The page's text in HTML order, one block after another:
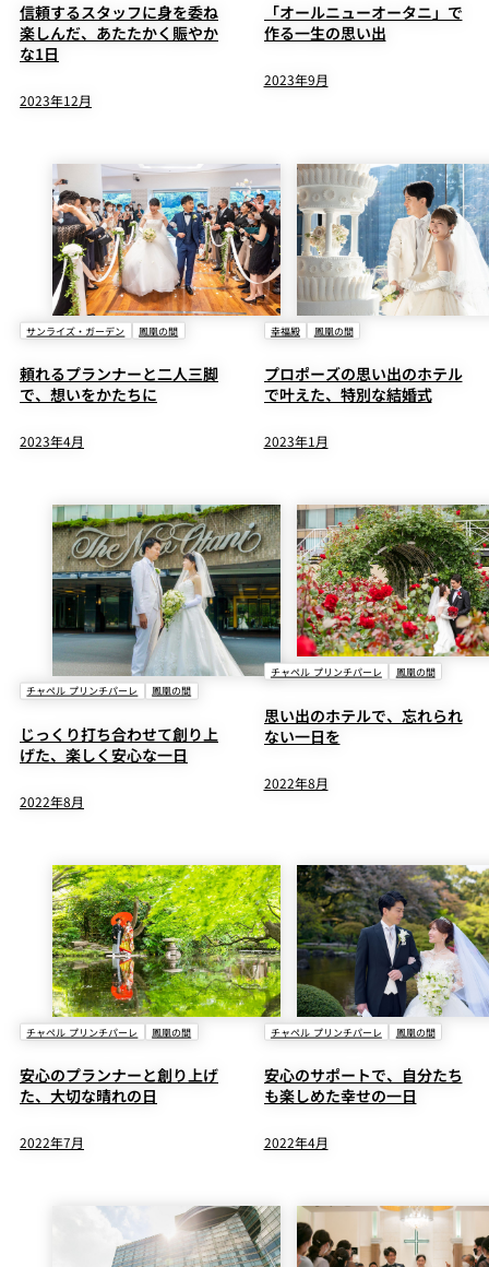
信頼するスタッフに身を委ね
楽しんだ、あたたかく賑やか
な1日
2023年12月
「オールニューオータニ」で
作る一生の思い出
2023年9月
サンライズ・ガーデン 鳳凰の間
頼れるプランナーと二人三脚
で、想いをかたちに
2023年4月
幸福殿 鳳凰の間
プロポーズの思い出のホテル
で叶えた、特別な結婚式
2023年1月
チャペル プリンチパーレ 鳳凰の間
じっくり打ち合わせて創り上
げた、楽しく安心な一日
2022年8月
チャペル プリンチパーレ 鳳凰の間
思い出のホテルで、忘れられ
ない一日を
2022年8月
チャペル プリンチパーレ 鳳凰の間
安心のプランナーと創り上げ
た、大切な晴れの日
2022年7月
チャペル プリンチパーレ 鳳凰の間
安心のサポートで、自分たち
も楽しめた幸せの一日
2022年4月